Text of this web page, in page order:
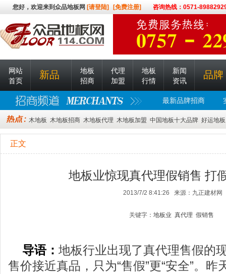
您好，欢迎来到众品地板网 [请登陆] [免费注册] 咨询热线：0571-
网站
首页
新品
地板
招商
代理
加盟
地板
行情
新闻
资讯
品牌
最新品牌招商
木地板 木地板招商 木地板代理 木地板加盟 中国地板十大品牌 好运地板
正文
地板业惊现真代理假销售 打
2013/7/2 8:41:26 来源：九正建材网
关键字： 地板业 真代理 假销售
导语： 地板行业出现了真代理售假的
售价接近真品，只为“售假”更“安全”。